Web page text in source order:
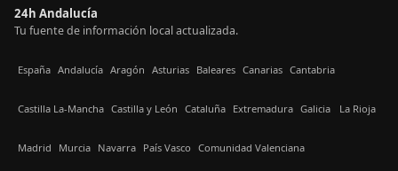
24h Andalucía
Tu fuente de información local actualizada.
España Andalucía Aragón Asturias Baleares Canarias Cantabria
Castilla La-Mancha Castilla y León Cataluña Extremadura Galicia La Rioja
Madrid Murcia Navarra País Vasco Comunidad Valenciana